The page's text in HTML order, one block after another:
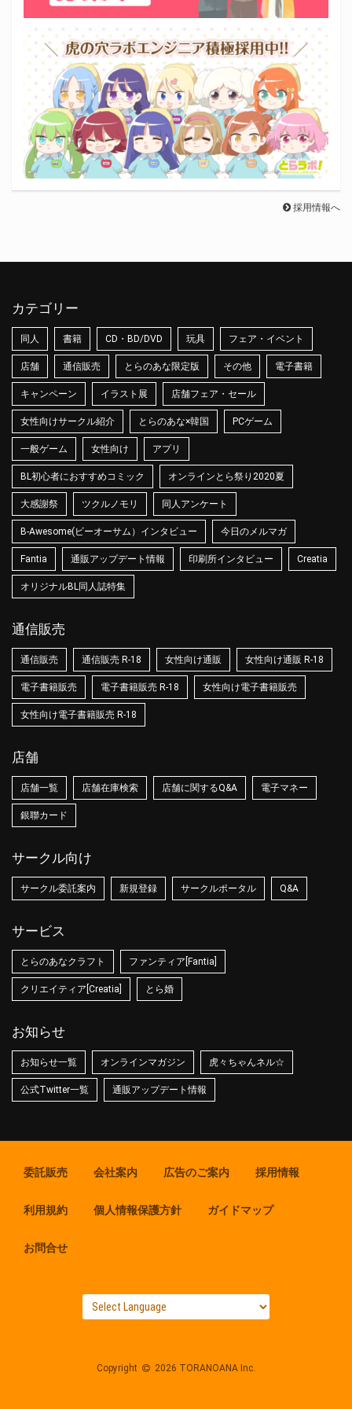
採用情報へ
カテゴリー
同人 書籍 CD・BD/DVD 玩具 フェア・イベント
店舗 通信販売 とらのあな限定版 その他 電子書籍
キャンペーン イラスト展 店舗フェア・セール
女性向けサークル紹介 とらのあな×韓国 PCゲーム
一般ゲーム 女性向け アプリ
BL初心者におすすめコミック オンラインとら祭り2020夏
大感謝祭 ツクルノモリ 同人アンケート
B-Awesome(ビーオーサム）インタビュー 今日のメルマガ
Fantia 通販アップデート情報 印刷所インタビュー Creatia
オリジナルBL同人誌特集
通信販売
通信販売 通信販売 R-18 女性向け通販 女性向け通販 R-18
電子書籍販売 電子書籍販売 R-18 女性向け電子書籍販売
女性向け電子書籍販売 R-18
店舗
店舗一覧 店舗在庫検索 店舗に関するQ&A 電子マネー
銀聯カード
サークル向け
サークル委託案内 新規登録 サークルポータル Q&A
サービス
とらのあなクラフト ファンティア[Fantia]
クリエイティア[Creatia] とら婚
お知らせ
お知らせ一覧 オンラインマガジン 虎々ちゃんネル☆
公式Twitter一覧 通販アップデート情報
委託販売 会社案内 広告のご案内 採用情報
利用規約 個人情報保護方針 ガイドマップ
お問合せ
Copyright 2026 TORANOANA Inc.